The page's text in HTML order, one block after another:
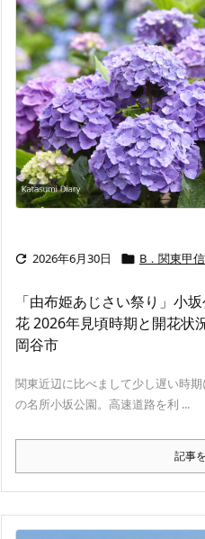
 2026年6月30日  B．関東甲
「由布姫あじさい祭り」小
花 2026年見頃時期と開花状
岡谷市
関東近辺に比べまして少し遅い時
の名所小坂公園。高速道路を利 ...
記事